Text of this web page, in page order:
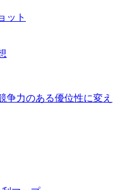
ット
争力のある優位性に変え